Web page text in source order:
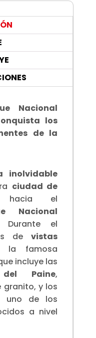
Nacional
los
de la
inolvidable
ciudad de
el
Nacional
Durante el
devistas
famosa
incluye las
Paine,
granito, y los
uno de los
a nivel